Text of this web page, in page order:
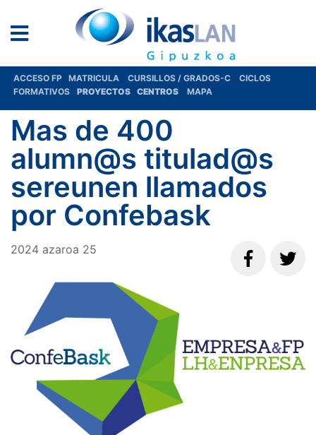
ACCESO FP MATRICULA CURSILLOS / GRADOS-C
CICLOS
FORMATIVOS
PROYECTOS CENTROS MAPA
Mas de 400
alumn@s titulad@s
sereunen llamados
por Confebask
2024 azaroa 25